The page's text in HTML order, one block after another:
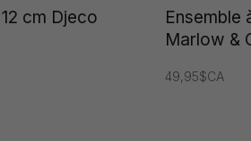
cm Djeco
Ensemble
Marlow &
49,95$CA